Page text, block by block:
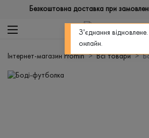
Безкоштовна доставка при
Інтернет-магазин Promin Всі товари
З'єднання
онлайн.